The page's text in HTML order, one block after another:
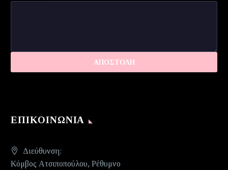
ΕΠΙΚΟΙΝΩΝΊΑ
Διεύθυνση:
Κόμβος Ατσιποπούλου, Ρέθυμνο